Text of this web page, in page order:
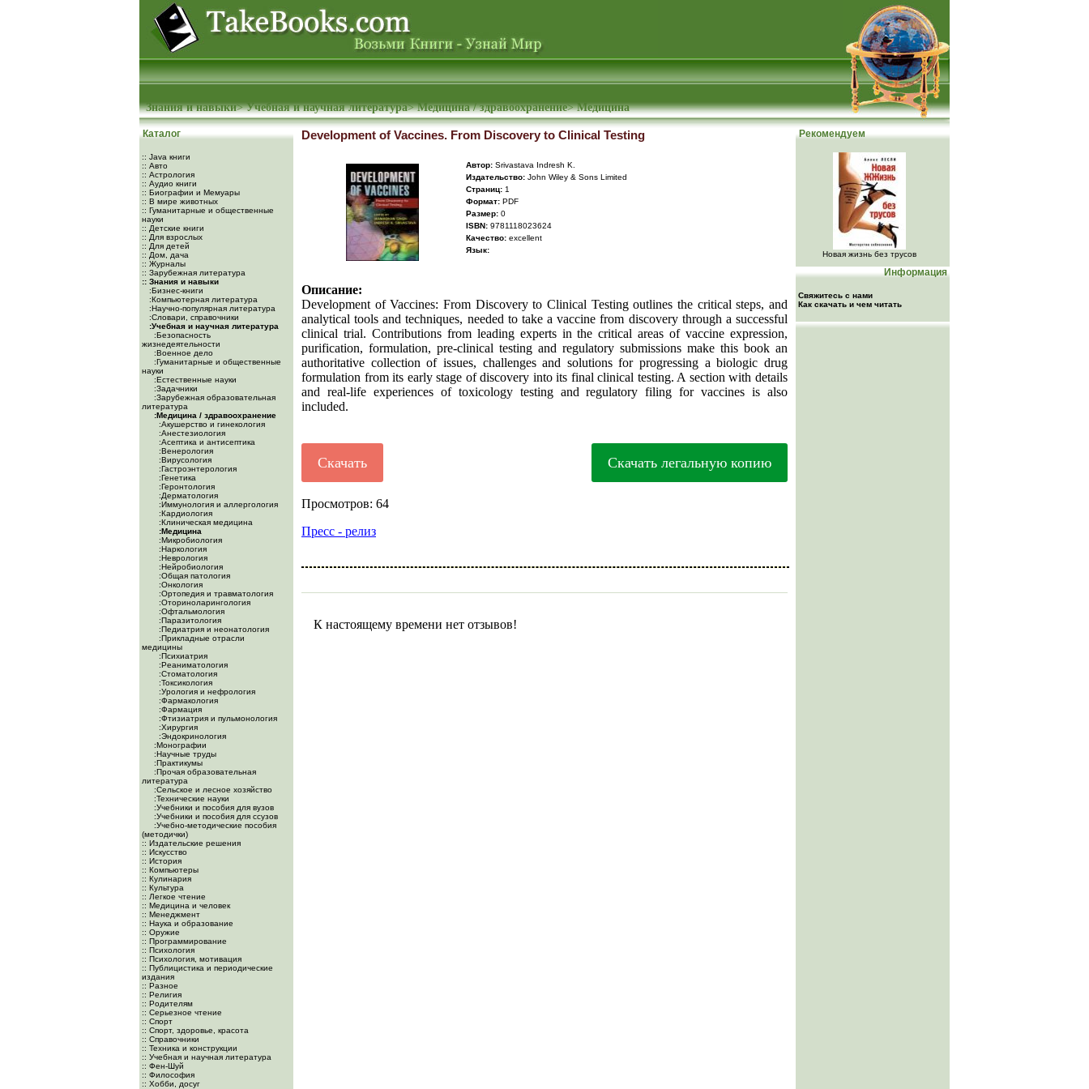
Знания и навыки>Учебная и научная литература>Медицина / здравоохранение>Медицина
Каталог
:: Java книги
:: Авто
:: Астрология
:: Аудио книги
:: Биографии и Мемуары
:: В мире животных
:: Гуманитарные и общественные
науки
:: Детские книги
:: Для взрослых
:: Для детей
:: Дом, дача
:: Журналы
:: Зарубежная литература
:: Знания и навыки
:Бизнес-книги
:Компьютерная литература
:Научно-популярная литература
:Словари, справочники
:Учебная и научная литература
:Безопасность
жизнедеятельности
:Военное дело
:Гуманитарные и общественные
науки
:Естественные науки
:Задачники
:Зарубежная образовательная
литература
:Медицина / здравоохранение
:Акушерство и гинекология
:Анестезиология
:Асептика и антисептика
:Венерология
:Вирусология
:Гастроэнтерология
:Генетика
:Геронтология
:Дерматология
:Иммунология и аллергология
:Кардиология
:Клиническая медицина
:Медицина
:Микробиология
:Наркология
:Неврология
:Нейробиология
:Общая патология
:Онкология
:Ортопедия и травматология
:Оториноларингология
:Офтальмология
:Паразитология
:Педиатрия и неонатология
:Прикладные отрасли
медицины
:Психиатрия
:Реаниматология
:Стоматология
:Токсикология
:Урология и нефрология
:Фармакология
:Фармация
:Фтизиатрия и пульмонология
:Хирургия
:Эндокринология
:Монографии
:Научные труды
:Практикумы
:Прочая образовательная
литература
:Сельское и лесное хозяйство
:Технические науки
:Учебники и пособия для вузов
:Учебники и пособия для ссузов
:Учебно-методические пособия
(методички)
:: Издательские решения
:: Искусство
:: История
:: Компьютеры
:: Кулинария
:: Культура
:: Легкое чтение
:: Медицина и человек
:: Менеджмент
:: Наука и образование
:: Оружие
:: Программирование
:: Психология
:: Психология, мотивация
:: Публицистика и периодические
издания
:: Разное
:: Религия
:: Родителям
:: Серьезное чтение
:: Спорт
:: Спорт, здоровье, красота
:: Справочники
:: Техника и конструкции
:: Учебная и научная литература
:: Фен-Шуй
:: Философия
:: Хобби, досуг
Development of Vaccines. From Discovery to Clinical Testing
Автор: Srivastava Indresh K.
Издательство: John Wiley & Sons Limited
Cтраниц: 1
Формат: PDF
Размер: 0
ISBN: 9781118023624
Качество: excellent
Язык:
Описание:
Development of Vaccines: From Discovery to Clinical Testing outlines the critical steps, and
analytical tools and techniques, needed to take a vaccine from discovery through a successful
clinical trial. Contributions from leading experts in the critical areas of vaccine expression,
purification, formulation, pre-clinical testing and regulatory submissions make this book an
authoritative collection of issues, challenges and solutions for progressing a biologic drug
formulation from its early stage of discovery into its final clinical testing. A section with details
and real-life experiences of toxicology testing and regulatory filing for vaccines is also
included.
Скачать Скачать легальную копию
Просмотров: 64
Пресс - релиз
К настоящему времени нет отзывов!
Рекомендуем
Новая жизнь без трусов
Информация
Свяжитесь с нами
Как скачать и чем читать